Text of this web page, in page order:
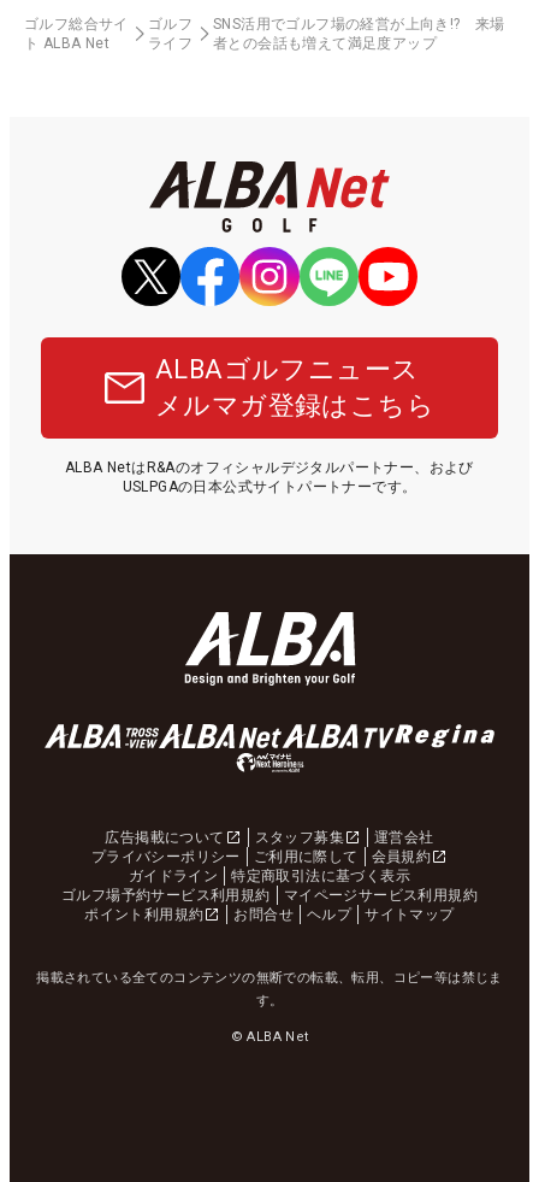
ゴルフ総合サイ
ト ALBA Net
ゴルフ
ライフ
SNS活用でゴルフ場の経営が上向き!? 来場
者との会話も増えて満足度アップ
ALBAゴルフニュース
メルマガ登録はこちら
ALBA NetはR&Aのオフィシャルデジタルパートナー、および
USLPGAの日本公式サイトパートナーです。
広告掲載について スタッフ募集
運営会社
プライバシーポリシー
ご利用に際して
会員規約
ガイドライン
特定商取引法に基づく表示
ゴルフ場予約サービス利用規約
マイページサービス利用規約
ポイント利用規約
お問合せ ヘルプ サイトマップ
掲載されている全てのコンテンツの無断での転載、転用、コピー等は禁じま
す。
© ALBA Net